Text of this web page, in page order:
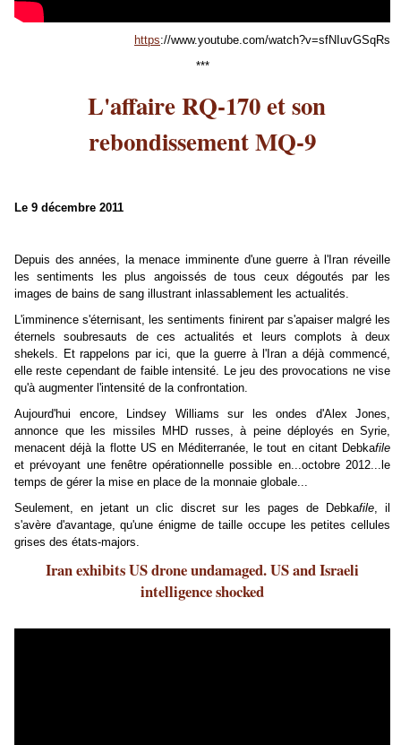
https://www.youtube.com/watch?v=sfNIuvGSqRs
***
L'affaire RQ-170 et son
rebondissement MQ-9
Le 9 décembre 2011
Depuis des années, la menace imminente d'une guerre à l'Iran réveille
les sentiments les plus angoissés de tous ceux dégoutés par les
images de bains de sang illustrant inlassablement les actualités.
L'imminence s'éternisant, les sentiments finirent par s'apaiser malgré les
éternels soubresauts de ces actualités et leurs complots à deux
shekels. Et rappelons par ici, que la guerre à l'Iran a déjà commencé,
elle reste cependant de faible intensité. Le jeu des provocations ne vise
qu'à augmenter l'intensité de la confrontation.
Aujourd'hui encore, Lindsey Williams sur les ondes d'Alex Jones,
annonce que les missiles MHD russes, à peine déployés en Syrie,
menacent déjà la flotte US en Méditerranée, le tout en citant Debkafile
et prévoyant une fenêtre opérationnelle possible en...octobre 2012...le
temps de gérer la mise en place de la monnaie globale...
Seulement, en jetant un clic discret sur les pages de Debkafile, il
s'avère d'avantage, qu'une énigme de taille occupe les petites cellules
grises des états-majors.
Iran exhibits US drone undamaged. US and Israeli
intelligence shocked